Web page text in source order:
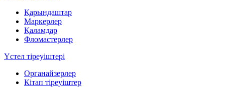
Қарындаштар
Маркерлер
Қаламдар
Фломастерлер
Үстел тіреуіштері
Органайзерлер
Кітап тіреуіштер